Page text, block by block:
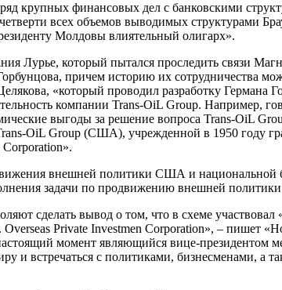
крупных финансовых дел с банковскими
всех объемов выводимых структурами
Молдовы влиятельный олигарх».
Лурье, который пытался проследить связи
причем историю их сотрудничества
«который проводил разработку Германа
компании Trans-OiL Group. Например,
выгоды за решение вопроса Trans-OiL
OiL Group (США), учрежденной в 1950 году
внешней политики США и национальной
задачи по продвижению внешней
сделать вывод о том, что в схеме
Private Investmen Corporation», – пишет
момент являющийся вице-президентом
и встречаться с политиками, бизнесменами,